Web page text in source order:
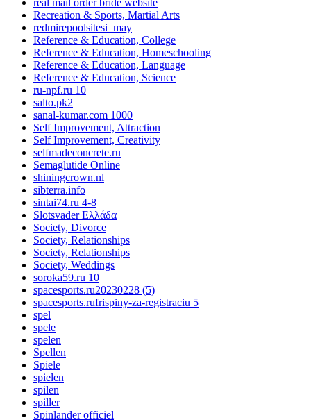
real mail order bride website
Recreation & Sports, Martial Arts
redmirepoolsitesi_may
Reference & Education, College
Reference & Education, Homeschooling
Reference & Education, Language
Reference & Education, Science
ru-npf.ru 10
salto.pk2
sanal-kumar.com 1000
Self Improvement, Attraction
Self Improvement, Creativity
selfmadeconcrete.ru
Semaglutide Online
shiningcrown.nl
sibterra.info
sintai74.ru 4-8
Slotsvader Ελλάδα
Society, Divorce
Society, Relationships
Society, Relationships
Society, Weddings
soroka59.ru 10
spacesports.ru20230228 (5)
spacesports.rufrispiny-za-registraciu 5
spel
spele
spelen
Spellen
Spiele
spielen
spilen
spiller
Spinlander officiel